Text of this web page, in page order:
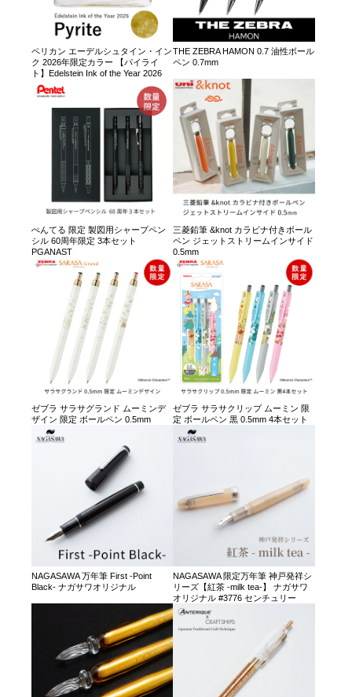
ペリカン エーデルシュタイン・イン
ク 2026年限定カラー 【パイライ
ト】Edelstein Ink of the Year 2026
THE ZEBRA HAMON 0.7 油性ボール
ペン 0.7mm
ぺんてる 限定 製図用シャープペン
シル 60周年限定 3本セット
PGANAST
三菱鉛筆 &knot カラビナ付きボール
ペン ジェットストリームインサイド
0.5mm
ゼブラ サラサグランド ムーミンデ
ザイン 限定 ボールペン 0.5mm
ゼブラ サラサクリップ ムーミン 限
定 ボールペン 黒 0.5mm 4本セット
NAGASAWA 万年筆 First -Point
Black- ナガサワオリジナル
NAGASAWA 限定万年筆 神戸発祥シ
リーズ【紅茶 -milk tea-】 ナガサワ
オリジナル #3776 センチュリー